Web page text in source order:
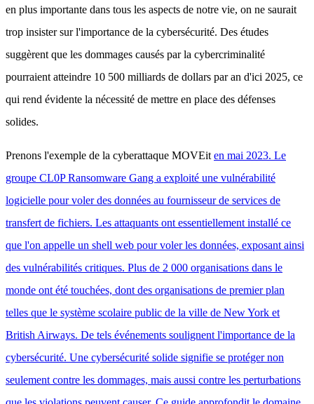
en plus importante dans tous les aspects de notre vie, on ne saurait
trop insister sur l'importance de la cybersécurité. Des études
suggèrent que les dommages causés par la cybercriminalité
pourraient atteindre 10 500 milliards de dollars par an d'ici 2025, ce
qui rend évidente la nécessité de mettre en place des défenses
solides.
Prenons l'exemple de la cyberattaque MOVEit en mai 2023. Le
groupe CL0P Ransomware Gang a exploité une vulnérabilité
logicielle pour voler des données au fournisseur de services de
transfert de fichiers. Les attaquants ont essentiellement installé ce
que l'on appelle un shell web pour voler les données, exposant ainsi
des vulnérabilités critiques. Plus de 2 000 organisations dans le
monde ont été touchées, dont des organisations de premier plan
telles que le système scolaire public de la ville de New York et
British Airways. De tels événements soulignent l'importance de la
cybersécurité. Une cybersécurité solide signifie se protéger non
seulement contre les dommages, mais aussi contre les perturbations